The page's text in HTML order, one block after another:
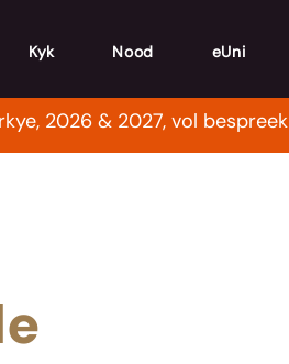
Kyk Nood eUni
2026 & 2027, vol bespreek